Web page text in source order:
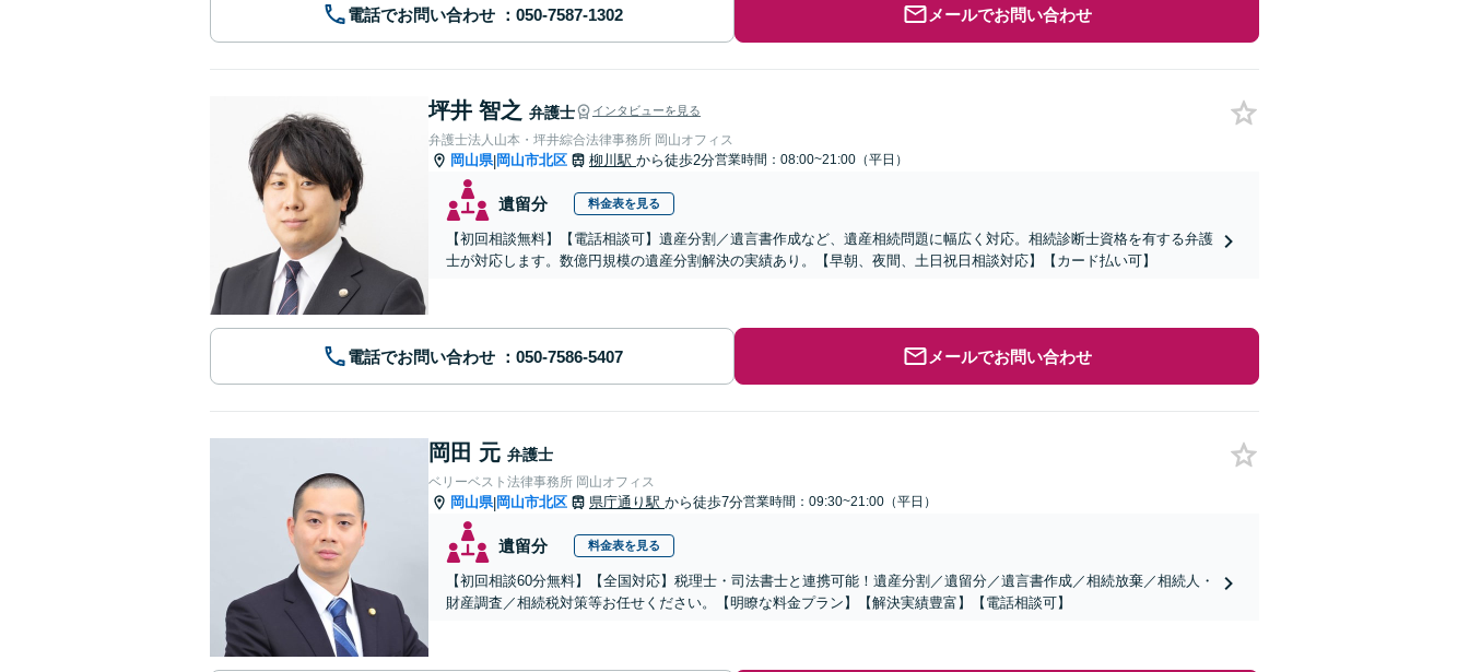
電話でお問い合わせ メールでお問い合わせ
坪井 智之 弁護士 インタビューを見る
弁護士法人山本・坪井綜合法律事務所 岡山オフィス
岡山県|岡山市北区 柳川駅 から徒歩2分営業時間：08:00~21:00（平日）
遺留分 料金表を見る
【初回相談無料】【電話相談可】遺産分割／遺言書作成など、遺産相続問題に幅広く対応。相続診断士資格を有する弁護
士が対応します。数億円規模の遺産分割解決の実績あり。【早朝、夜間、土日祝日相談対応】【カード払い可】
電話でお問い合わせ メールでお問い合わせ
岡田 元 弁護士
ベリーベスト法律事務所 岡山オフィス
岡山県|岡山市北区 県庁通り駅 から徒歩7分営業時間：09:30~21:00（平日）
遺留分 料金表を見る
【初回相談60分無料】【全国対応】税理士・司法書士と連携可能！遺産分割／遺留分／遺言書作成／相続放棄／相続人・
財産調査／相続税対策等お任せください。【明瞭な料金プラン】【解決実績豊富】【電話相談可】